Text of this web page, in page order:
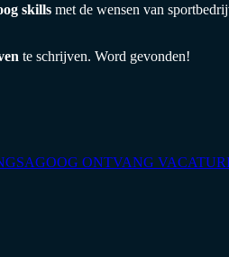
skills met de wensen van
te schrijven. Word gevonden!
ONTVANG